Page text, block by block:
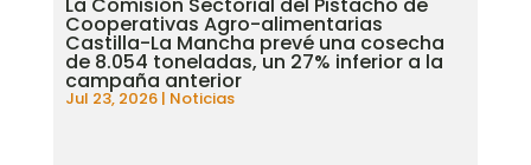
La Comisión Sectorial del Pistacho de
Cooperativas Agro-alimentarias
Castilla-La Mancha prevé una cosecha
de 8.054 toneladas, un 27% inferior a la
campaña anterior
Jul 23, 2026| Noticias